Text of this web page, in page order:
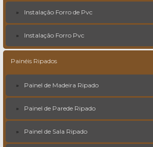
Instalação Forro de Pvc
Instalação Forro Pvc
Painéis Ripados
Painel de Madeira Ripado
Painel de Parede Ripado
Painel de Sala Ripado